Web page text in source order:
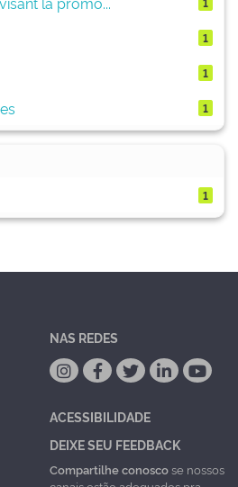
1
1
1
1
NAS REDES
ACESSIBILIDADE
DEIXE SEU FEEDBACK
Compartilhe conoscose nossos